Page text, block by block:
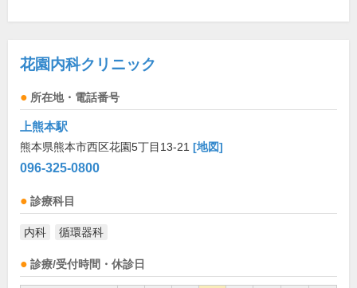
花園内科クリニック
所在地・電話番号
上熊本駅
熊本県熊本市西区花園5丁目13-21 [地図]
096-325-0800
診療科目
内科 循環器科
診療/受付時間・休診日